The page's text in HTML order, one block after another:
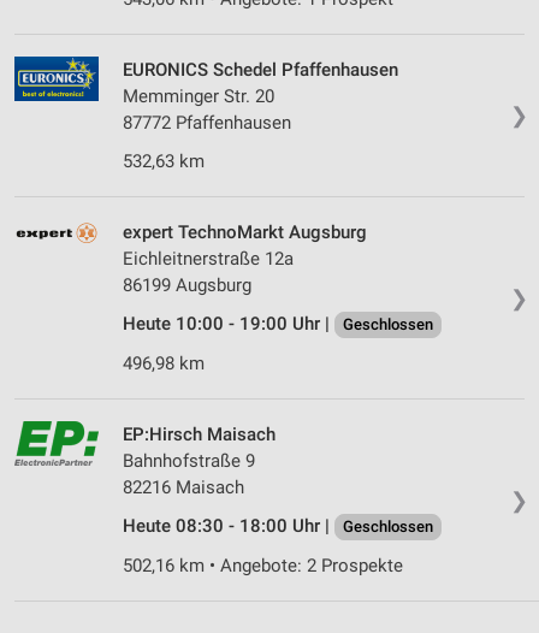
❯
EURONICS Schedel Pfaffenhausen
Memminger Str. 20
87772 Pfaffenhausen
532,63 km
❯
expert TechnoMarkt Augsburg
Eichleitnerstraße 12a
86199 Augsburg
Heute 10:00 - 19:00 Uhr |
Geschlossen
496,98 km
❯
EP:Hirsch Maisach
Bahnhofstraße 9
82216 Maisach
Heute 08:30 - 18:00 Uhr |
Geschlossen
502,16 km • Angebote: 2 Prospekte
personalisierter Inhalte
Messung der Werbeleistung
Messung der Performance von Inhalten
Analyse von Zielgruppen durch Statistiken oder
Kombinationen von Daten aus verschiedenen
Entwicklung und Verbesserung der Angebote
Verwendung reduzierter Daten zur Auswahl von
IAB-Besonderheiten:
Verwendung genauer Standortdaten
Informationen identifizieren
Nicht-IAB-Verarbeitungszwecke: